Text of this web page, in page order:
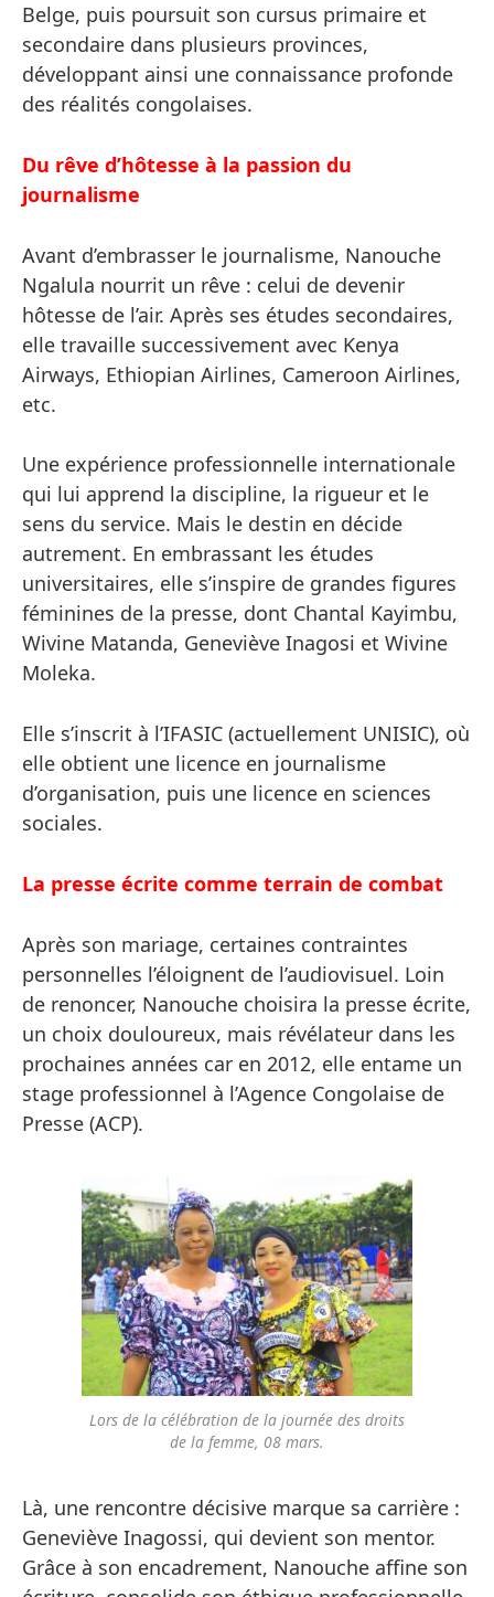
Belge, puis poursuit son cursus primaire et
secondaire dans plusieurs provinces,
développant ainsi une connaissance profonde
des réalités congolaises.
Du rêve d’hôtesse à la passion du
journalisme
Avant d’embrasser le journalisme, Nanouche
Ngalula nourrit un rêve : celui de devenir
hôtesse de l’air. Après ses études secondaires,
elle travaille successivement avec Kenya
Airways, Ethiopian Airlines, Cameroon Airlines,
etc.
Une expérience professionnelle internationale
qui lui apprend la discipline, la rigueur et le
sens du service. Mais le destin en décide
autrement. En embrassant les études
universitaires, elle s’inspire de grandes figures
féminines de la presse, dont Chantal Kayimbu,
Wivine Matanda, Geneviève Inagosi et Wivine
Moleka.
Elle s’inscrit à l’IFASIC (actuellement UNISIC), où
elle obtient une licence en journalisme
d’organisation, puis une licence en sciences
sociales.
La presse écrite comme terrain de combat
Après son mariage, certaines contraintes
personnelles l’éloignent de l’audiovisuel. Loin
de renoncer, Nanouche choisira la presse écrite,
un choix douloureux, mais révélateur dans les
prochaines années car en 2012, elle entame un
stage professionnel à l’Agence Congolaise de
Presse (ACP).
Lors de la célébration de la journée des droits
de la femme, 08 mars.
Là, une rencontre décisive marque sa carrière :
Geneviève Inagossi, qui devient son mentor.
Grâce à son encadrement, Nanouche affine son